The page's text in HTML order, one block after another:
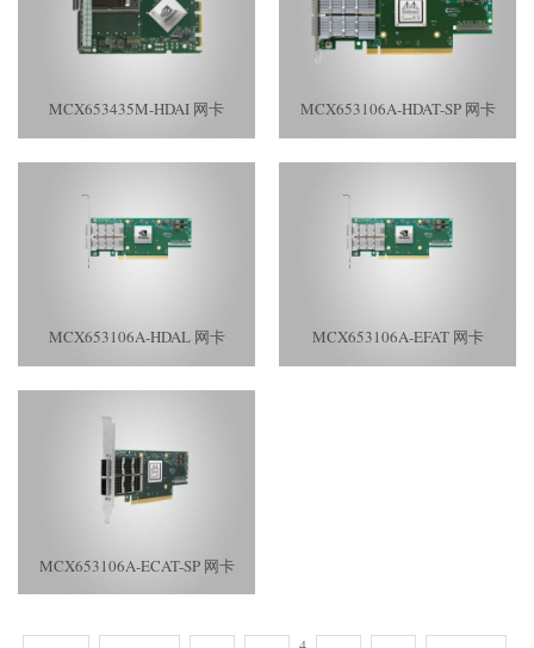
MCX653435M-HDAI 网卡 MCX653106A-HDAT-SP 网卡
MCX653106A-HDAL 网卡 MCX653106A-EFAT 网卡
MCX653106A-ECAT-SP 网卡